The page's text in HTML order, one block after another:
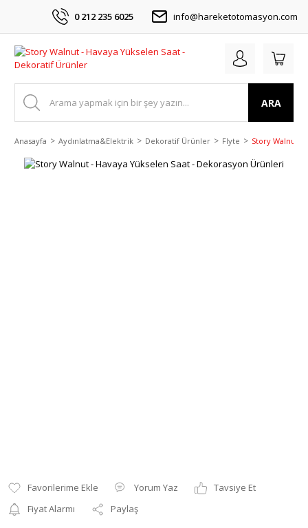
0 212 235 6025 info@hareketotomasyon.com
ARA
Anasayfa Aydınlatma&Elektrik Dekoratif Ürünler Flyte Story Walnut -
Yorum Yaz
Tavsiye Et
Fiyat Alarmı
Paylaş